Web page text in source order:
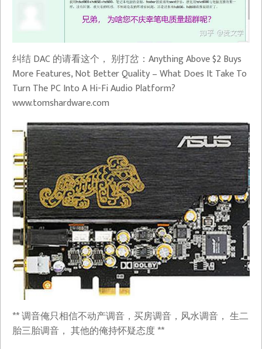
纠结 DAC 的请看这个， 别打岔：Anything Above $2 Buys
More Features, Not Better Quality – What Does It Take To
Turn The PC Into A Hi-Fi Audio Platform?​
www.tomshardware.com
** 调音俺只相信不动产调音，买房调音，风水调音， 生二
胎三胎调音， 其他的俺持怀疑态度 **